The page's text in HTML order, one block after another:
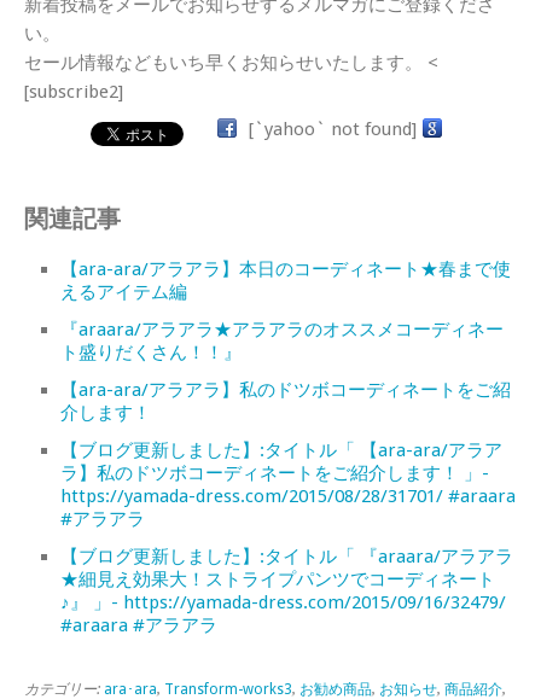
い。
セール情報などもいち早くお知らせいたします。 <
[subscribe2]
[`yahoo` not found]
関連記事
【ara-ara/アラアラ】本日のコーディネート★春まで使
えるアイテム編
『araara/アラアラ★アラアラのオススメコーディネー
ト盛りだくさん！！』
【ara-ara/アラアラ】私のドツボコーディネートをご紹
介します！
【ブログ更新しました】:タイトル「 【ara-ara/アラア
ラ】私のドツボコーディネートをご紹介します！ 」-
https://yamada-dress.com/2015/08/28/31701/ #araara
#アラアラ
【ブログ更新しました】:タイトル「 『araara/アラアラ
★細見え効果大！ストライプパンツでコーディネート
♪』 」- https://yamada-dress.com/2015/09/16/32479/
#araara #アラアラ
カテゴリー: ara･ara, Transform-works3, お勧め商品, お知らせ, 商品紹介,